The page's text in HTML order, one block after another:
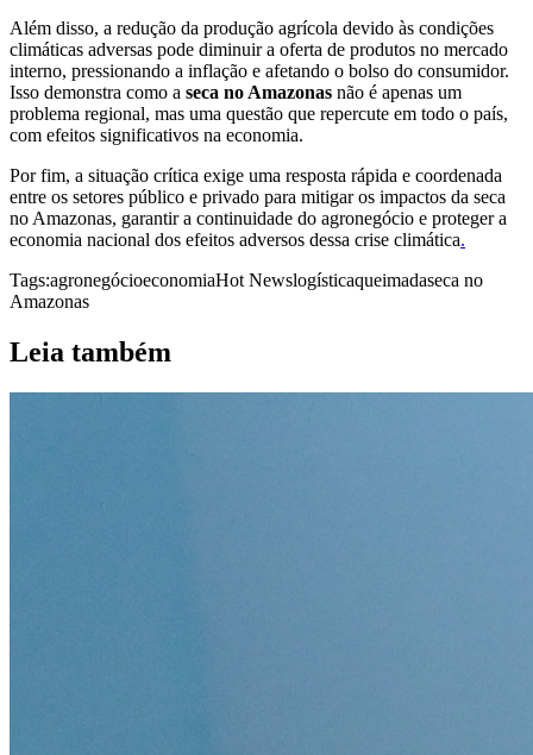
Além disso, a redução da produção agrícola devido às condições
climáticas adversas pode diminuir a oferta de produtos no mercado
interno, pressionando a inflação e afetando o bolso do consumidor.
Isso demonstra como a seca no Amazonas não é apenas um
problema regional, mas uma questão que repercute em todo o país,
com efeitos significativos na economia.
Por fim, a situação crítica exige uma resposta rápida e coordenada
entre os setores público e privado para mitigar os impactos da seca
no Amazonas, garantir a continuidade do agronegócio e proteger a
economia nacional dos efeitos adversos dessa crise climática.
Tags:agronegócioeconomiaHot Newslogísticaqueimadaseca no
Amazonas
Leia também